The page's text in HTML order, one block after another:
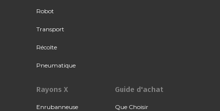
Robot
Transport
Récolte
Pneumatique
Rayons X
Enrubanneuse
Guide d'achat
Que Choisir